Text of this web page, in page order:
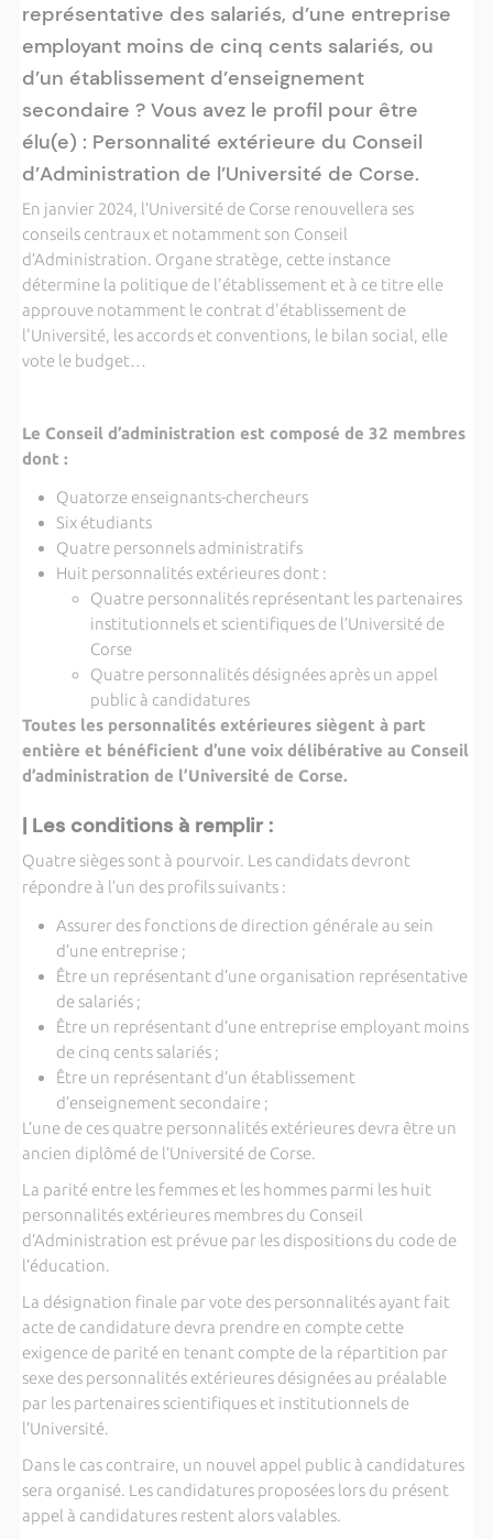
représentative des salariés, d’une entreprise
employant moins de cinq cents salariés, ou
d’un établissement d’enseignement
secondaire ? Vous avez le profil pour être
élu(e) : Personnalité extérieure du Conseil
d’Administration de l’Université de Corse.
En janvier 2024, l’Université de Corse renouvellera ses
conseils centraux et notamment son Conseil
d’Administration. Organe stratège, cette instance
détermine la politique de l'établissement et à ce titre elle
approuve notamment le contrat d'établissement de
l'Université, les accords et conventions, le bilan social, elle
vote le budget…
Le Conseil d’administration est composé de 32 membres
dont :
Quatorze enseignants-chercheurs
Six étudiants
Quatre personnels administratifs
Huit personnalités extérieures dont :
Quatre personnalités représentant les partenaires
institutionnels et scientifiques de l’Université de
Corse
Quatre personnalités désignées après un appel
public à candidatures
Toutes les personnalités extérieures siègent à part
entière et bénéficient d’une voix délibérative au Conseil
d’administration de l’Université de Corse.
| Les conditions à remplir :
Quatre sièges sont à pourvoir. Les candidats devront
répondre à l’un des profils suivants :
Assurer des fonctions de direction générale au sein
d’une entreprise ;
Être un représentant d’une organisation représentative
de salariés ;
Être un représentant d’une entreprise employant moins
de cinq cents salariés ;
Être un représentant d’un établissement
d’enseignement secondaire ;
L’une de ces quatre personnalités extérieures devra être un
ancien diplômé de l’Université de Corse.
La parité entre les femmes et les hommes parmi les huit
personnalités extérieures membres du Conseil
d’Administration est prévue par les dispositions du code de
l’éducation.
La désignation finale par vote des personnalités ayant fait
acte de candidature devra prendre en compte cette
exigence de parité en tenant compte de la répartition par
sexe des personnalités extérieures désignées au préalable
par les partenaires scientifiques et institutionnels de
l’Université.
Dans le cas contraire, un nouvel appel public à candidatures
sera organisé. Les candidatures proposées lors du présent
appel à candidatures restent alors valables.